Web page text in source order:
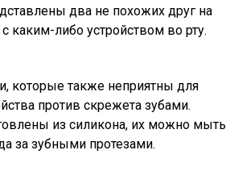
два не похожих друг на
каким-либо устройством во рту.
которые также неприятны для
против скрежета зубами.
из силикона, их можно мыть
за зубными протезами.